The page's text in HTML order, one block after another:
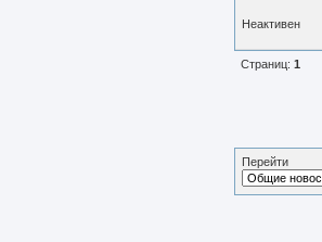
Неактивен
Страниц: 1
Перейти